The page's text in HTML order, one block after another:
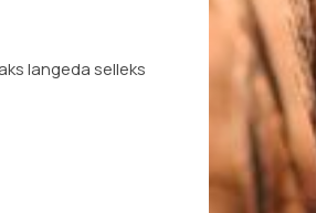
langeda selleks